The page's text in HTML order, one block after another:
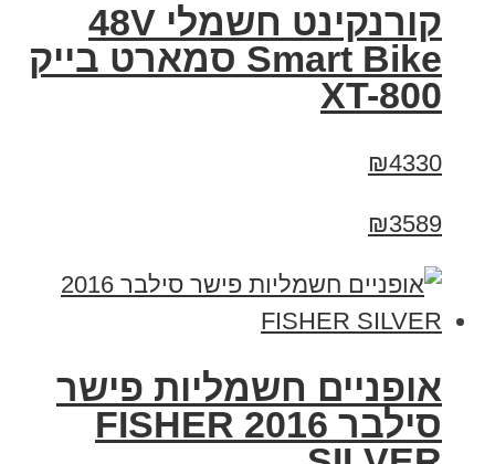
קורנקינט חשמלי 48V
Smart Bike סמארט בייק
XT-800
₪4330
₪3589
אופניים חשמליות פישר
סילבר 2016 FISHER